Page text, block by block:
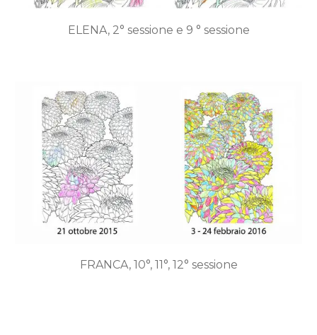
ELENA, 2° sessione e 9 ° sessione
FRANCA, 10°, 11°, 12° sessione